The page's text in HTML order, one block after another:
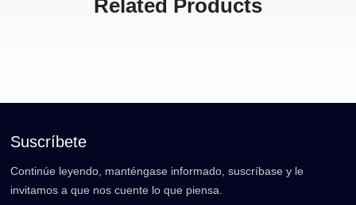
Related Products
Suscríbete
Continúe leyendo, manténgase informado, suscríbase y le
invitamos a que nos cuente lo que piensa.